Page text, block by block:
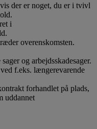
der er noget, du er i tvivl
i
overenskomsten.
og arbejdsskadesager.
f.eks. længerevarende
forhandlet på plads,
uddannet